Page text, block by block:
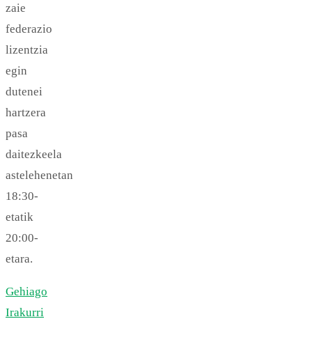
zaie
federazio
lizentzia
egin
dutenei
hartzera
pasa
daitezkeela
astelehenetan
18:30-
etatik
20:00-
etara.
Gehiago
Irakurri